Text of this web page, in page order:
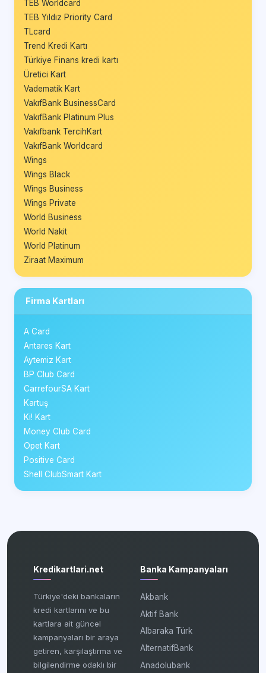
TEB Worldcard
TEB Yıldız Priority Card
TLcard
Trend Kredi Kartı
Türkiye Finans kredi kartı
Üretici Kart
Vadematik Kart
VakıfBank BusinessCard
VakıfBank Platinum Plus
Vakıfbank TercihKart
VakıfBank Worldcard
Wings
Wings Black
Wings Business
Wings Private
World Business
World Nakit
World Platinum
Ziraat Maximum
Firma Kartları
A Card
Antares Kart
Aytemiz Kart
BP Club Card
CarrefourSA Kart
Kartuş
Ki! Kart
Money Club Card
Opet Kart
Positive Card
Shell ClubSmart Kart
Kredikartlari.net
Türkiye'deki bankaların
kredi kartlarını ve bu
kartlara ait güncel
kampanyaları bir araya
getiren, karşılaştırma ve
bilgilendirme odaklı bir
Banka Kampanyaları
Akbank
Aktif Bank
Albaraka Türk
AlternatifBank
Anadolubank